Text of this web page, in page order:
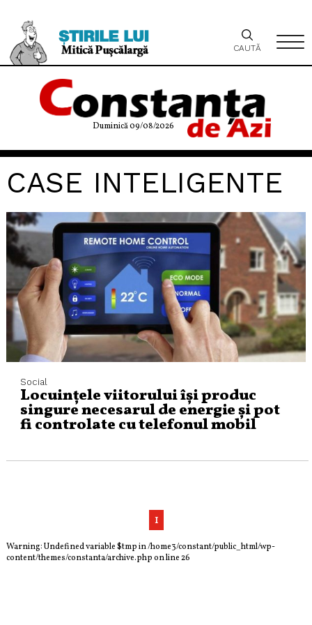
Duminică 09/08/2026
CAUTĂ
CASE INTELIGENTE
Social
Locuințele viitorului își produc
singure necesarul de energie și pot
fi controlate cu telefonul mobil
1
Warning: Undefined variable $tmp in/home3/constant/public_html/wp-
content/themes/constanta/archive.phpon line26